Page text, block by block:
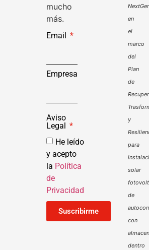
mucho
más.
Email
Empresa
Aviso
Legal
He leído
y acepto
la Política
de
Privacidad
Suscribirme
en
el
marco
del
Plan
de
y
para
solar
de
con
dentro